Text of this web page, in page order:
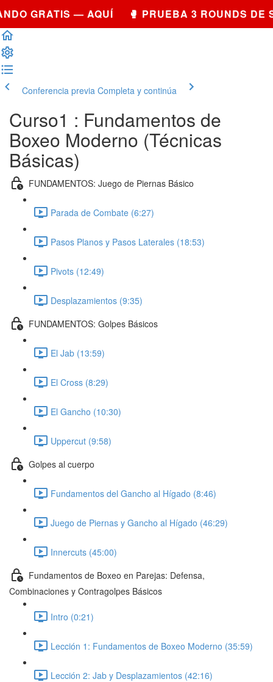
GRATIS — AQUÍ 🥊 PRUEBA 3 ROUNDS
Conferencia previa Completa y continúa
Curso1 : Fundamentos de
Boxeo Moderno (Técnicas
Básicas)
FUNDAMENTOS: Juego de Piernas Básico
Parada de Combate (6:27)
Pasos Planos y Pasos Laterales (18:53)
Pivots (12:49)
Desplazamientos (9:35)
FUNDAMENTOS: Golpes Básicos
El Jab (13:59)
El Cross (8:29)
El Gancho (10:30)
Uppercut (9:58)
Golpes al cuerpo
Fundamentos del Gancho al Hígado (8:46)
Juego de Piernas y Gancho al Hígado (46:29)
Innercuts (45:00)
Fundamentos de Boxeo en Parejas: Defensa,
Combinaciones y Contragolpes Básicos
Intro (0:21)
Lección 1: Fundamentos de Boxeo Moderno (35:59)
Lección 2: Jab y Desplazamientos (42:16)